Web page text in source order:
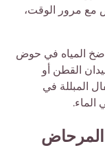
مع مرور الوقت،
ضخ المياه في حوض
القطن أو
المبللة في
الماء.
المرحاض